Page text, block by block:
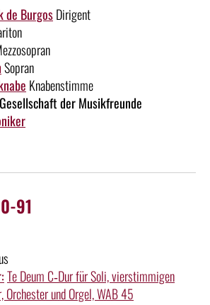
de BurgosDirigent
Sopran
Knabenstimme
der Musikfreunde
91
Te Deum C‑Dur für Soli, vierstimmigen
Orchester und Orgel, WAB 45